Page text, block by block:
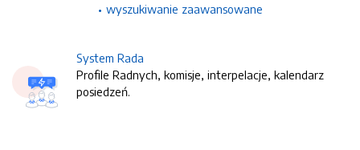
wyszukiwanie zaawansowane
System Rada
Profile Radnych, komisje, interpelacje, kalendarz
posiedzeń.